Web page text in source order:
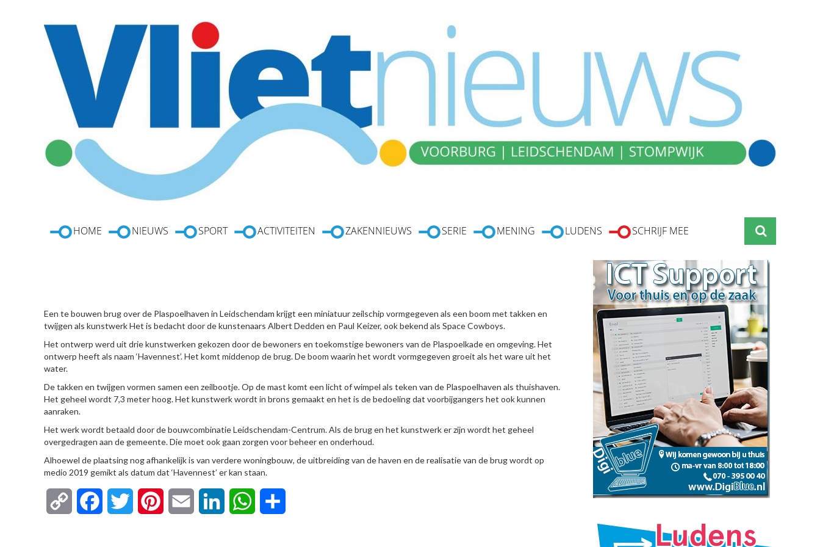
HOME NIEUWS SPORT ACTIVITEITEN ZAKENNIEUWS SERIE MENING LUDENS SCHRIJF MEE
Een te bouwen brug over de Plaspoelhaven in Leidschendam krijgt een miniatuur zeilschip vormgegeven als een boom met takken en
twijgen als kunstwerk Het is bedacht door de kunstenaars Albert Dedden en Paul Keizer, ook bekend als Space Cowboys.
Het ontwerp werd uit drie kunstwerken gekozen door de bewoners en toekomstige bewoners van de Plaspoelkade en omgeving. Het
ontwerp heeft als naam ‘Havennest’. Het komt middenop de brug. De boom waarin het wordt vormgegeven groeit als het ware uit het
water.
De takken en twijgen vormen samen een zeilbootje. Op de mast komt een licht of wimpel als teken van de Plaspoelhaven als thuishaven.
Het geheel wordt 7,3 meter hoog. Het kunstwerk wordt in brons gemaakt en het is de bedoeling dat voorbijgangers het ook kunnen
aanraken.
Het werk wordt betaald door de bouwcombinatie Leidschendam-Centrum. Als de brug en het kunstwerk er zijn wordt het geheel
overgedragen aan de gemeente. Die moet ook gaan zorgen voor beheer en onderhoud.
Alhoewel de plaatsing nog afhankelijk is van verdere woningbouw, de uitbreiding van de haven en de realisatie van de brug wordt op
medio 2019 gemikt als datum dat ‘Havennest’ er kan staan.
Copy FacebookTwitter Pinterest Email LinkedIn WhatsApp